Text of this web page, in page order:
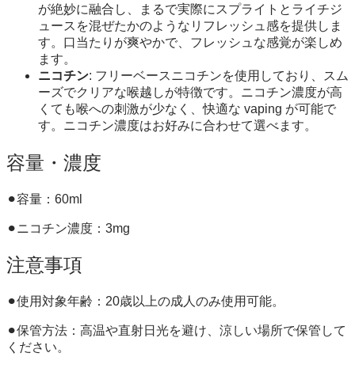
が絶妙に融合し、まるで実際にスプライトとライチジ
ュースを混ぜたかのようなリフレッシュ感を提供しま
す。口当たりが爽やかで、フレッシュな感覚が楽しめ
ます。
ニコチン: フリーベースニコチンを使用しており、スム
ーズでクリアな喉越しが特徴です。ニコチン濃度が高
くても喉への刺激が少なく、快適な vaping が可能で
す。ニコチン濃度はお好みに合わせて選べます。
容量・濃度
⚫︎容量：60ml
⚫︎ニコチン濃度：3mg
注意事項
⚫︎使用対象年齢：20歳以上の成人のみ使用可能。
⚫︎保管方法：高温や直射日光を避け、涼しい場所で保管して
ください。